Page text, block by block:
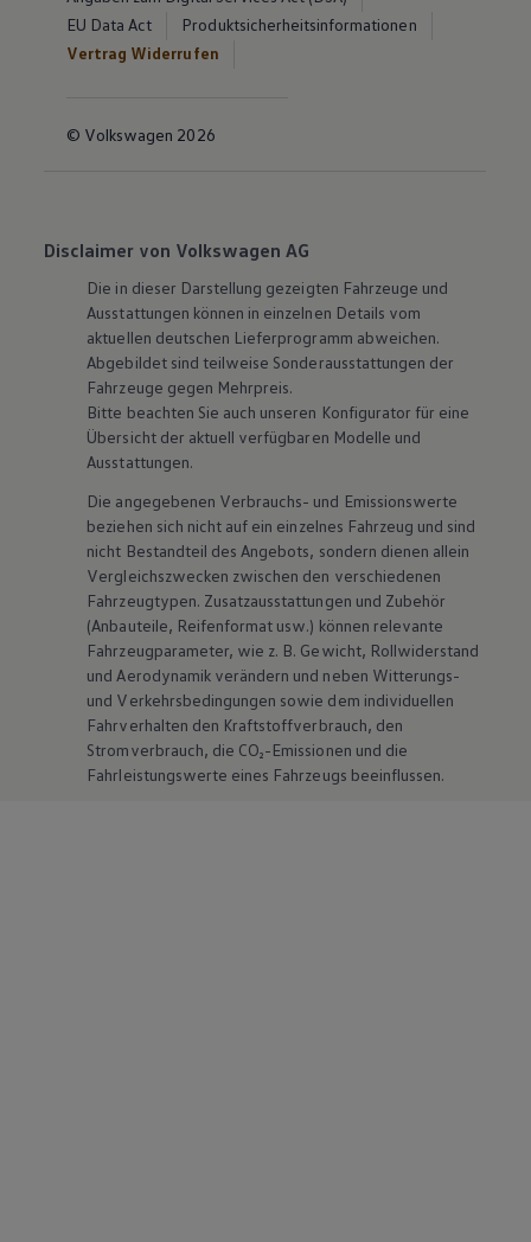
EU Data Act
Produktsicherheitsinformationen
Vertrag Widerrufen
© Volkswagen 2026
Disclaimer von Volkswagen AG
Die in dieser Darstellung gezeigten Fahrzeuge und
Ausstattungen können in einzelnen Details vom
aktuellen deutschen Lieferprogramm abweichen.
Abgebildet sind teilweise Sonderausstattungen der
Fahrzeuge gegen Mehrpreis.
Bitte beachten Sie auch unseren Konfigurator für eine
Übersicht der aktuell verfügbaren Modelle und
Ausstattungen.
Die angegebenen Verbrauchs- und Emissionswerte
beziehen sich nicht auf ein einzelnes Fahrzeug und sind
nicht Bestandteil des Angebots, sondern dienen allein
Vergleichszwecken zwischen den verschiedenen
Fahrzeugtypen. Zusatzausstattungen und Zubehör
(Anbauteile, Reifenformat usw.) können relevante
Fahrzeugparameter, wie z. B. Gewicht, Rollwiderstand
und Aerodynamik verändern und neben Witterungs-
und Verkehrsbedingungen sowie dem individuellen
Fahrverhalten den Kraftstoffverbrauch, den
Stromverbrauch, die CO₂-Emissionen und die
Fahrleistungswerte eines Fahrzeugs beeinflussen.